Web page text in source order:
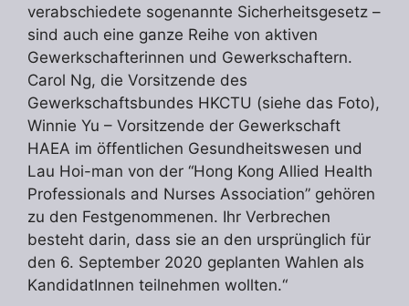
verabschiedete sogenannte Sicherheitsgesetz –
sind auch eine ganze Reihe von aktiven
Gewerkschafterinnen und Gewerkschaftern.
Carol Ng, die Vorsitzende des
Gewerkschaftsbundes HKCTU (siehe das Foto),
Winnie Yu – Vorsitzende der Gewerkschaft
HAEA im öffentlichen Gesundheitswesen und
Lau Hoi-man von der “Hong Kong Allied Health
Professionals and Nurses Association” gehören
zu den Festgenommenen. Ihr Verbrechen
besteht darin, dass sie an den ursprünglich für
den 6. September 2020 geplanten Wahlen als
KandidatInnen teilnehmen wollten.“